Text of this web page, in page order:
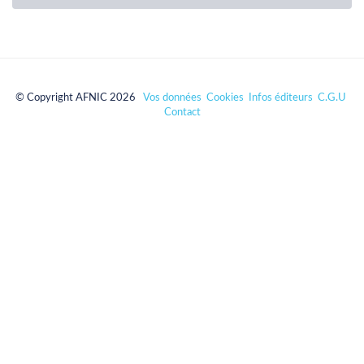
© Copyright AFNIC 2026 Vos données Cookies Infos éditeurs C.G.U
Contact